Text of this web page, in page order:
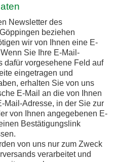
Newsletter des
beziehen
wir von Ihnen eine E-
Sie Ihre E-Mail-
dafür vorgesehene Feld auf
eingetragen und
erhalten Sie von uns
E-Mail an die von Ihnen
Mail-Adresse, in der Sie zur
von Ihnen angegebenen E-
Bestätigungslink
von uns nur zum Zweck
verarbeitet und